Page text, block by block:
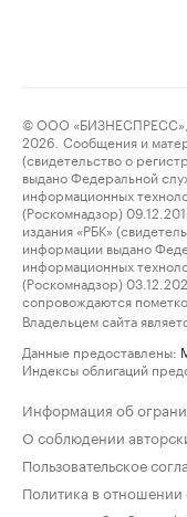
© ООО
2026. Сообщения и
(свидетельство о
выдано Федеральной
информационных
(Роскомнадзор)
издания «РБК»
информации выдано
информационных
(Роскомнадзор)
сопровождаются
Владельцем сайта
Данные предоставлены:
Индексы облигаций
Информация об
О соблюдении
Пользовательское
Политика в